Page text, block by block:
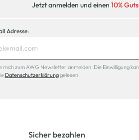
Jetzt anmelden und einen 10%
Adresse:
mich zum AWG Newsletter anmelden. Die Einwilligung
Datenschutzerklärunggelesen.
Sicher bezahlen